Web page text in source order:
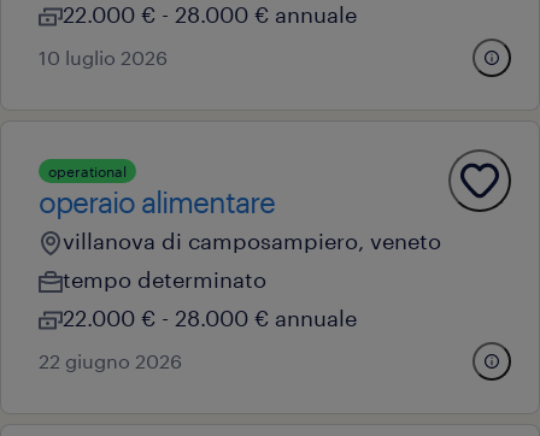
22.000 € - 28.000 € annuale
10 luglio 2026
operational
operaio alimentare
villanova di camposampiero, veneto
tempo determinato
22.000 € - 28.000 € annuale
22 giugno 2026